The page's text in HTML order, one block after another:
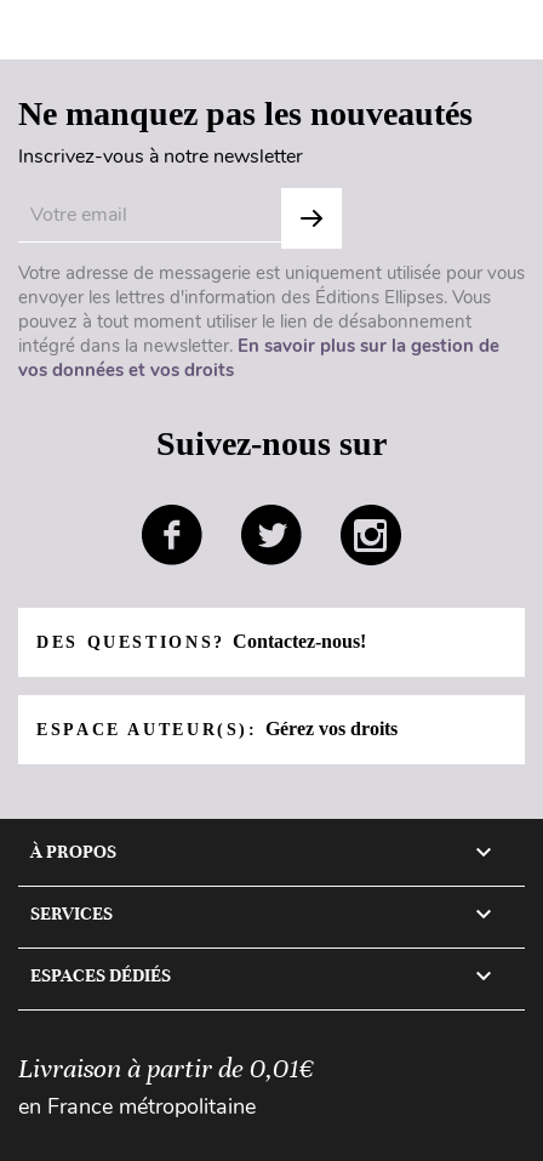
Ne manquez pas les nouveautés
Inscrivez-vous à notre newsletter
Votre adresse de messagerie est uniquement utilisée pour vous
envoyer les lettres d'information des Éditions Ellipses. Vous
pouvez à tout moment utiliser le lien de désabonnement
intégré dans la newsletter. En savoir plus sur la gestion de
vos données et vos droits
Suivez-nous sur
DES QUESTIONS?Contactez-nous!
ESPACE AUTEUR(S):Gérez vos droits
À PROPOS 
SERVICES 
ESPACES DÉDIÉS 
Livraison à partir de 0,01€
en France métropolitaine